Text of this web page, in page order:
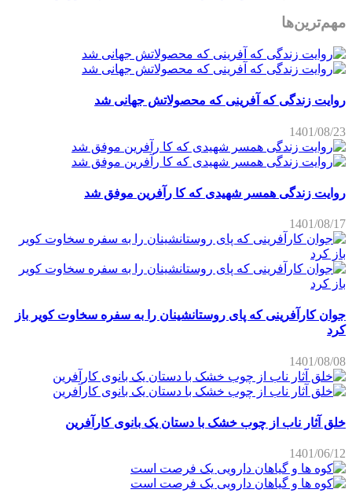
مهم‌ترین‌ها
روایت زندگی که آفرینی که محصولاتش جهانی شد
1401/08/23
روایت زندگی همسر شهیدی که کا رآفرین موفق شد
1401/08/17
جوان کارآفرینی که پای روستانشینان را به سفره سخاوت کویر باز
کرد
1401/08/08
خلق آثار ناب از چوب خشک با دستان یک بانوی کارآفرین
1401/06/12